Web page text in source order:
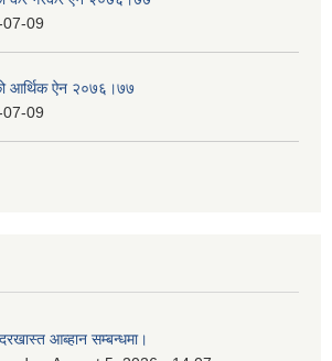
09
आर्थिक ऐन २०७६।७७
09
आब्हान सम्बन्धमा।